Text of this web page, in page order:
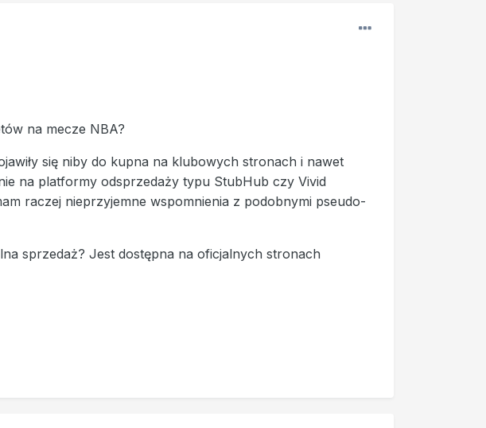
na mecze NBA?
się niby do kupna na klubowych stronach i nawet
na platformy odsprzedaży typu StubHub czy Vivid
raczej nieprzyjemne wspomnienia z podobnymi pseudo-
sprzedaż? Jest dostępna na oficjalnych stronach